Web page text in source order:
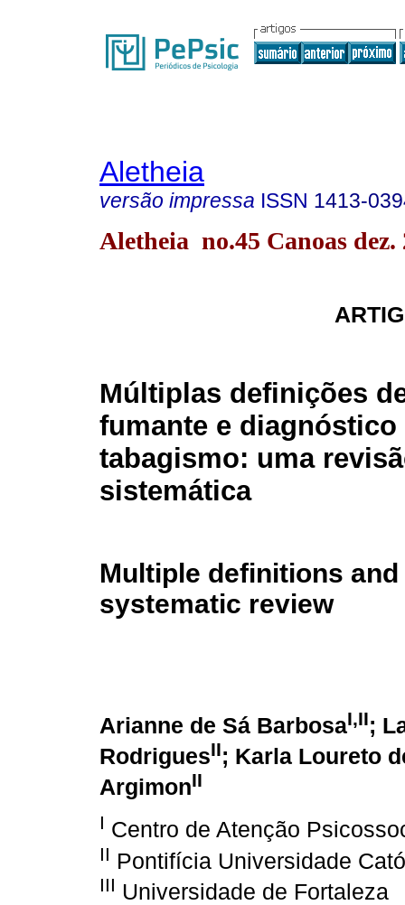
Aletheia
versão impressa ISSN 1413-
Aletheia no.45 Canoas dez.
Múltiplas definições
fumante e diagnóstico
tabagismo: uma
sistemática
Multiple definitions
systematic review
Arianne de Sá BarbosaI,II;
RodriguesII; Karla Loureto
ArgimonII
I Centro de Atenção
II Pontifícia Universidade
III Universidade de Fortaleza